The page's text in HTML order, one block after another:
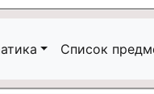
Список